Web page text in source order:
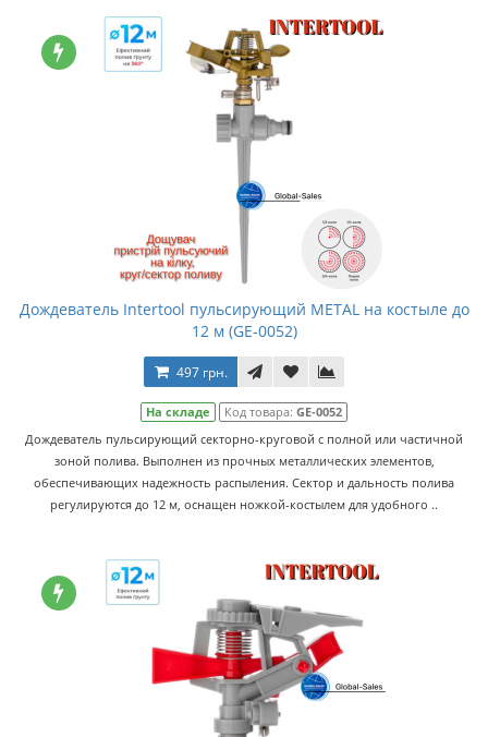
Дождеватель Intertool пульсирующий METAL на костыле до
12 м (GE-0052)
497 грн.
На складе Код товара: GE-0052
Дождеватель пульсирующий секторно-круговой с полной или частичной
зоной полива. Выполнен из прочных металлических элементов,
обеспечивающих надежность распыления. Сектор и дальность полива
регулируются до 12 м, оснащен ножкой-костылем для удобного ..